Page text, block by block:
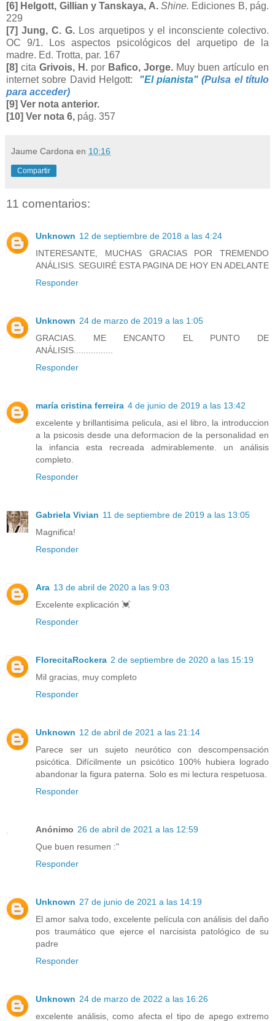
[6] Helgott, Gillian y Tanskaya, A. Shine. Ediciones B, pág.
229
[7] Jung, C. G. Los arquetipos y el inconsciente colectivo.
OC 9/1. Los aspectos psicológicos del arquetipo de la
madre. Ed. Trotta, par. 167
[8] cita Grivois, H. por Bafico, Jorge. Muy buen artículo en
internet sobre David Helgott: "El pianista" (Pulsa el título
para acceder)
[9] Ver nota anterior.
[10] Ver nota 6, pág. 357
Jaume Cardona en 10:16
Compartir
11 comentarios:
Unknown 12 de septiembre de 2018 a las 4:24
INTERESANTE, MUCHAS GRACIAS POR TREMENDO
ANÁLISIS. SEGUIRÉ ESTA PAGINA DE HOY EN ADELANTE
Responder
Unknown 24 de marzo de 2019 a las 1:05
GRACIAS. ME ENCANTO EL PUNTO DE
ANÁLISIS................
Responder
maría cristina ferreira 4 de junio de 2019 a las 13:42
excelente y brillantisima pelicula, asi el libro, la introduccion
a la psicosis desde una deformacion de la personalidad en
la infancia esta recreada admirablemente. un análisis
completo.
Responder
Gabriela Vivian 11 de septiembre de 2019 a las 13:05
Magnifica!
Responder
Ara 13 de abril de 2020 a las 9:03
Excelente explicación 💓
Responder
FlorecitaRockera 2 de septiembre de 2020 a las 15:19
Mil gracias, muy completo
Responder
Unknown 12 de abril de 2021 a las 21:14
Parece ser un sujeto neurótico con descompensación
psicótica. Difícilmente un psicótico 100% hubiera logrado
abandonar la figura paterna. Solo es mi lectura respetuosa.
Responder
Anónimo 26 de abril de 2021 a las 12:59
Que buen resumen :"
Responder
Unknown 27 de junio de 2021 a las 14:19
El amor salva todo, excelente película con análisis del daño
pos traumático que ejerce el narcisista patológico de su
padre
Responder
Unknown 24 de marzo de 2022 a las 16:26
excelente análisis, como afecta el tipo de apego extremo